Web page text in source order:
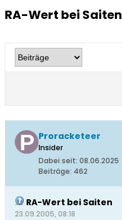
RA-Wert bei Saiten
Proracketeer
Insider
Dabei seit: 08.06.2025
Beiträge: 462
RA-Wert bei Saiten
23.09.2005, 08:18